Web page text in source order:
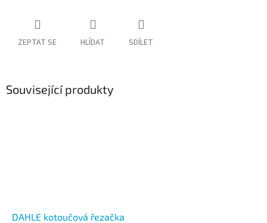
ZEPTAT SE HLÍDAT SDÍLET
Související produkty
DAHLE kotoučová řezačka